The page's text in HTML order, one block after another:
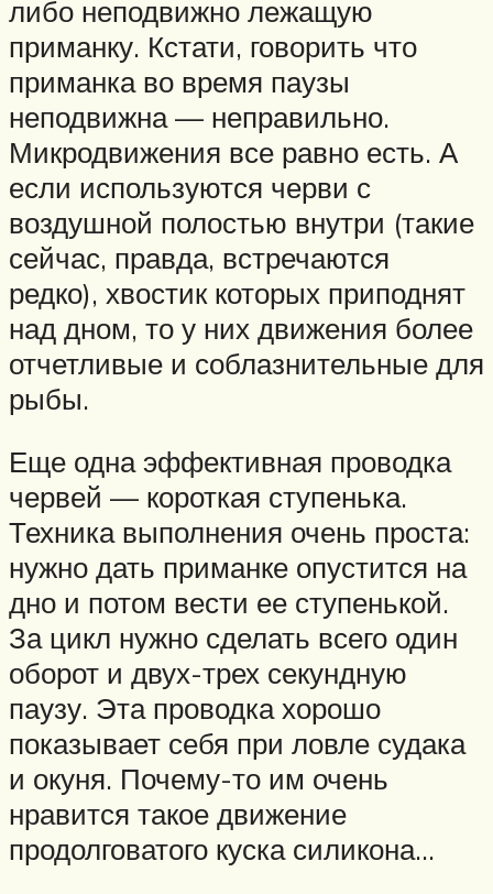
либо неподвижно лежащую
приманку. Кстати, говорить что
приманка во время паузы
неподвижна — неправильно.
Микродвижения все равно есть. А
если используются черви с
воздушной полостью внутри (такие
сейчас, правда, встречаются
редко), хвостик которых приподнят
над дном, то у них движения более
отчетливые и соблазнительные для
рыбы.
Еще одна эффективная проводка
червей — короткая ступенька.
Техника выполнения очень проста:
нужно дать приманке опустится на
дно и потом вести ее ступенькой.
За цикл нужно сделать всего один
оборот и двух-трех секундную
паузу. Эта проводка хорошо
показывает себя при ловле судака
и окуня. Почему-то им очень
нравится такое движение
продолговатого куска силикона…